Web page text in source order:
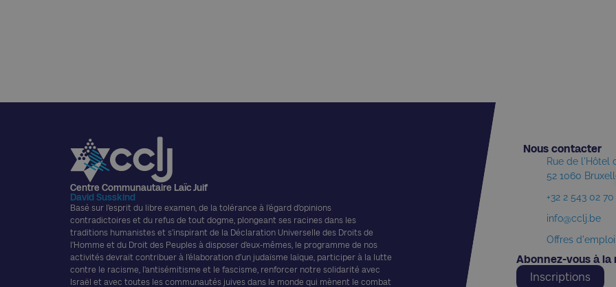
Centre Communautaire Laïc Juif
David Susskind
Basé sur l’esprit du libre examen, de la tolérance à l’égard d’opinions
contradictoires et du refus de tout dogme, plongeant ses racines dans les
traditions humanistes et s’inspirant de la Déclaration Universelle des Droits de
l’Homme et du Droit des Peuples à disposer d’eux-mêmes, le programme de nos
activités devrait contribuer à l’élaboration d’un judaïsme laïque, participer à la lutte
contre le racisme, l’antisémitisme et le fascisme, renforcer notre solidarité avec
Israël et avec toutes les communautés juives dans le monde qui mènent le combat
Nous contacter​
Rue de l'Hôtel
52 1060
+32 2 543 02 70
info@cclj.be
Offres d'emploi
Abonnez-vous à la
Inscriptions